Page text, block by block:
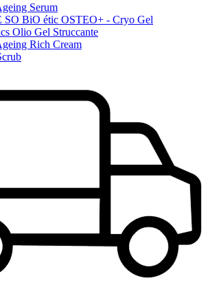
Serum
BiO étic OSTEO+ - Cryo Gel
Olio Gel Struccante
Rich Cream